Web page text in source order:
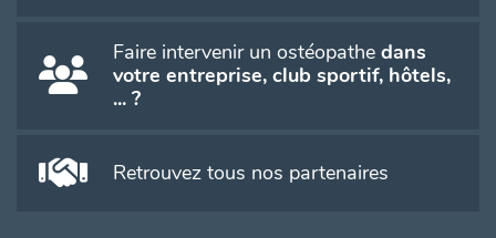
Faire intervenir un ostéopathe dans
votre entreprise, club sportif, hôtels,
... ?
Retrouvez tous nos partenaires